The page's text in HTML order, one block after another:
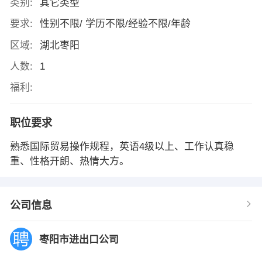
类别:
其它类型
要求:
性别不限/ 学历不限/经验不限/年龄
区域:
湖北枣阳
人数:
1
福利:
职位要求
熟悉国际贸易操作规程，英语4级以上、工作认真稳
重、性格开朗、热情大方。
公司信息
枣阳市进出口公司